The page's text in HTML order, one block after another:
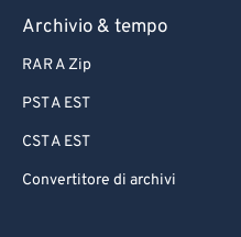
Archivio & tempo
RAR A Zip
PST A EST
CST A EST
Convertitore di archivi